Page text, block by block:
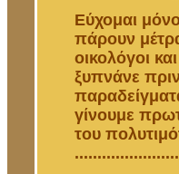
Εύχομαι
πάρουν
οικολόγοι
ξυπνάνε
γίνουμε
του